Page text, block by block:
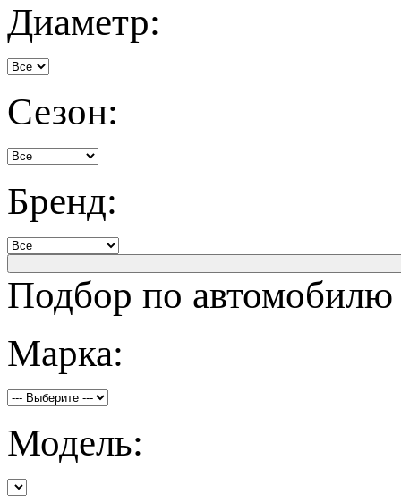
Диаметр:
Сезон:
Бренд:
Подбор по автомобилю
Марка:
Модель: